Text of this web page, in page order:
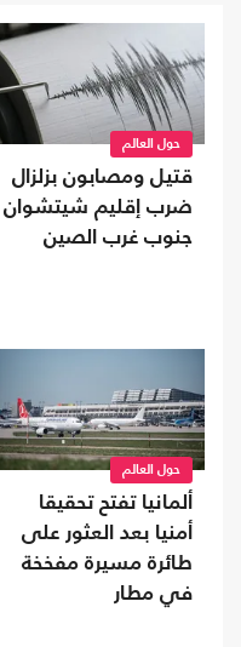
حول العالم
قتيل ومصابون بزلزال
ضرب إقليم شيتشوان
جنوب غرب الصين
حول العالم
ألمانيا تفتح تحقيقا
أمنيا بعد العثور على
طائرة مسيرة مفخخة
في مطار